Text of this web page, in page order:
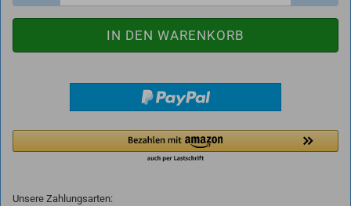
Unsere Zahlungsarten: